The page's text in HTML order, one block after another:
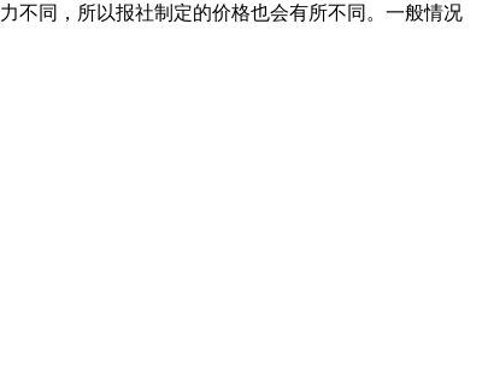
不同，所以报社制定的价格也会有所不同。一般情况